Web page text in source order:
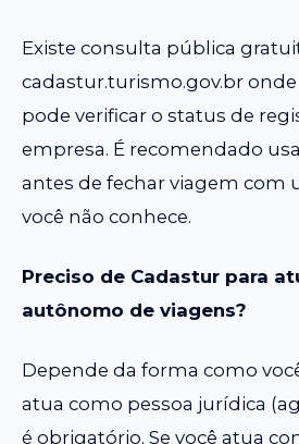
Existe consulta pública
cadastur.turismo.gov.br
pode verificar o status de
empresa. É recomendado
antes de fechar viagem com
você não conhece.
Preciso de Cadastur para
autônomo de viagens?
Depende da forma como
atua como pessoa jurídica
é obrigatório. Se você atua